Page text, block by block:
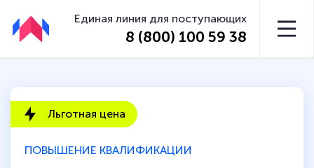
Единая линия для поступающих
8 (800) 100 59 38
ПОВЫШЕНИЕ КВАЛИФИКАЦИИ
Льготная цена